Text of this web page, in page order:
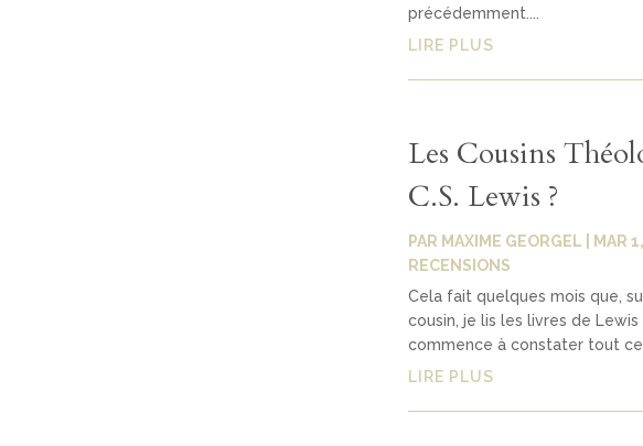
précédemment....
LIRE PLUS
Les Cousins
C.S. Lewis ?
PAR MAXIME GEORGEL MAR
RECENSIONS
Cela fait quelques mois que,
cousin, je lis les livres de
commence à constater tout ce
LIRE PLUS